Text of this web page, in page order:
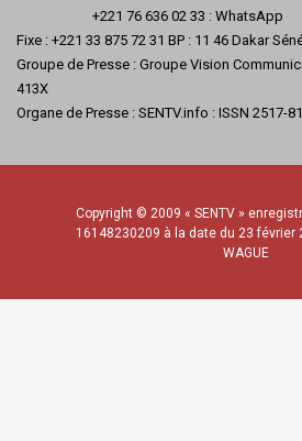
+221 76 636 02 33 : WhatsApp
Fixe : +221 33 875 72 31 BP : 11 46 Dakar
Groupe de Presse : Groupe Vision
413X
Organe de Presse : SENTV.info : ISSN 2517-
Copyright © 2009 « SENTV »
16148230209 à la date du 23 février
WAGUE